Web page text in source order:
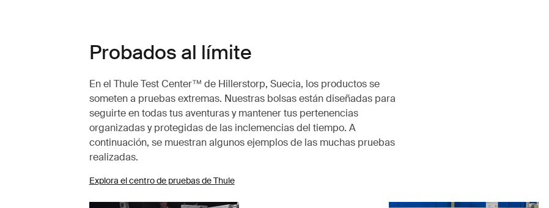
Probados al límite
En el Thule Test Center™ de Hillerstorp, Suecia, los productos se
someten a pruebas extremas. Nuestras bolsas están diseñadas para
seguirte en todas tus aventuras y mantener tus pertenencias
organizadas y protegidas de las inclemencias del tiempo. A
continuación, se muestran algunos ejemplos de las muchas pruebas
realizadas.
Explora el centro de pruebas de Thule